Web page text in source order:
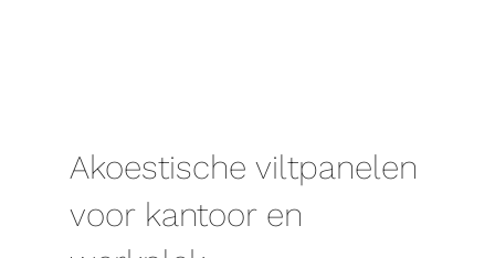
Akoestische viltpanelen
voor kantoor en